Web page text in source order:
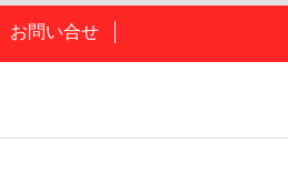
お問い合せ